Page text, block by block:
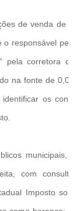
de venda de
responsável pelo
pela corretora
na fonte de
os
municipais,
com
Imposto